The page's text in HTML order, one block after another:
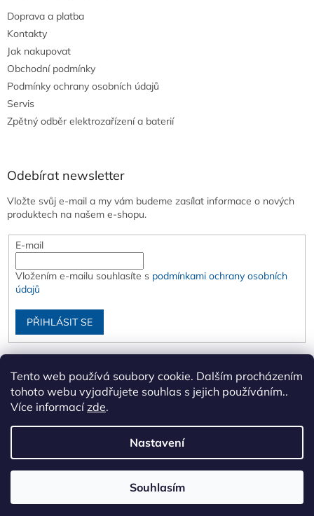
Tento web používá soubory cookie. Dalším procházením
tohoto webu vyjadřujete souhlas s jejich používáním..
Více informacízde.
Nastavení
Souhlasím
Doprava a platba
Kontakty
Jak nakupovat
Obchodní podmínky
Podmínky ochrany osobních údajů
Servis
Zpětný odběr elektrozařízení a baterií
Odebírat newsletter
Vložte svůj e-mail a my vám budeme zasílat informace o nových
produktech na našem e-shopu.
E-mail
Vložením e-mailu souhlasíte s podmínkami ochrany osobních
údajů
PŘIHLÁSIT SE
Vytvořil Shoptet
XIP s.r.o.. Všechna práva vyhrazena.